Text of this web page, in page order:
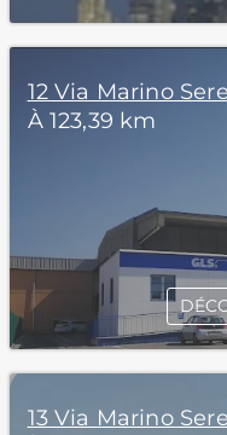
12 Via Marino
À 123,39 km
13 Via Marino